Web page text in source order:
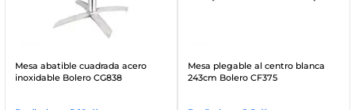
Mesa abatible cuadrada acero
inoxidable Bolero CG838
Mesa plegable al centro blanca
243cm Bolero CF375